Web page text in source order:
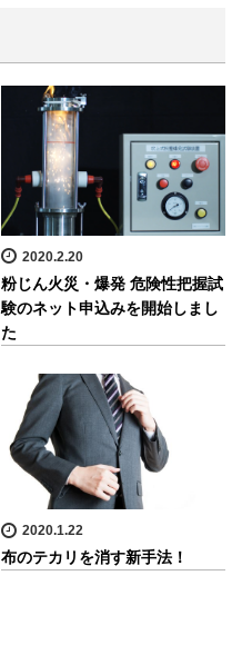
2020.2.20
粉じん火災・爆発 危険性把握試
験のネット申込みを開始しまし
た
2020.1.22
布のテカリを消す新手法！